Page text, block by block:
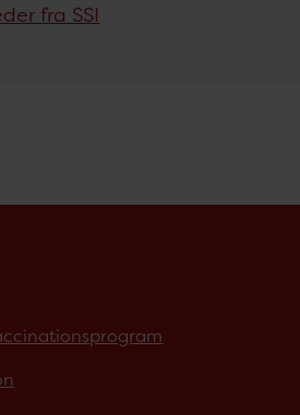
fra SSI